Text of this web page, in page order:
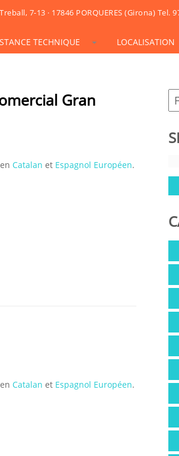
7-13 · 17846 PORQUERES (Girona) Tel.
TECHNIQUE LOCALISATION
Gran
enCatalan et Espagnol Européen.
enCatalan et Espagnol Européen.